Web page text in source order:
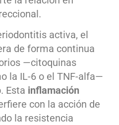
activa, el
de forma continua
—citoquinas
la IL-6 o el TNF-alfa—
Esta inflamación
con la acción de
la resistencia